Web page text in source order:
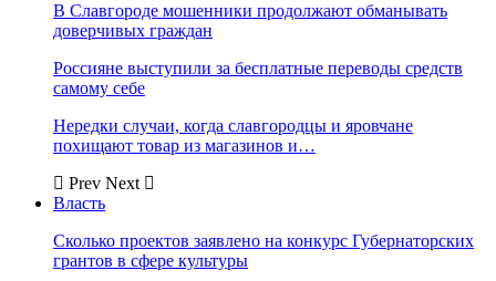
В Славгороде мошенники продолжают обманывать
доверчивых граждан
Россияне выступили за бесплатные переводы средств
самому себе
Нередки случаи, когда славгородцы и яровчане
похищают товар из магазинов и…
Prev Next
Власть
Сколько проектов заявлено на конкурс Губернаторских
грантов в сфере культуры